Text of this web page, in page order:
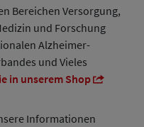
Bereichen Versorgung,
und Forschung
Alzheimer-
und Vieles
in unserem Shop
Informationen